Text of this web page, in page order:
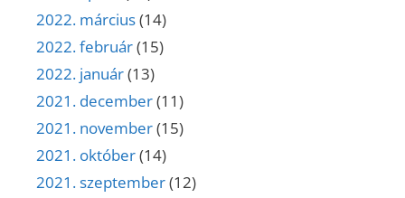
2022. március(14)
2022. február(15)
2022. január(13)
2021. december(11)
2021. november(15)
2021. október(14)
2021. szeptember(12)